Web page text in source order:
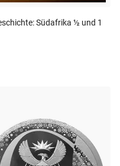
Südafrika ½ und 1